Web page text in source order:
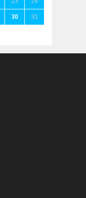
30
31